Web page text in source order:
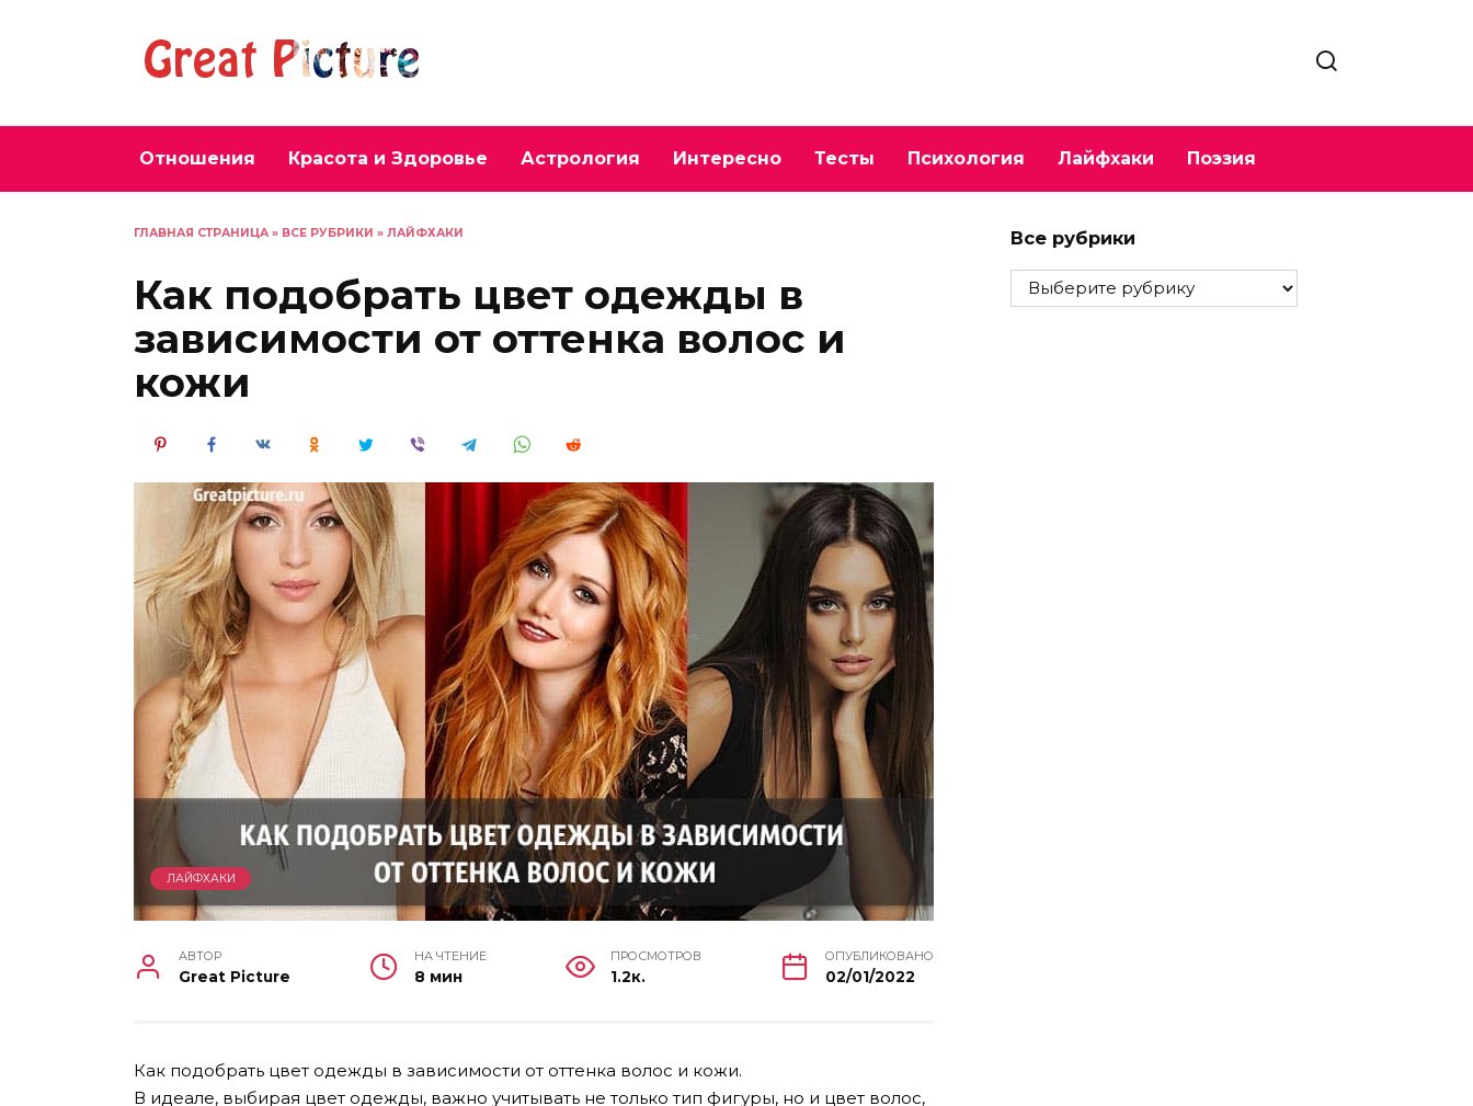
Отношения Красота и Здоровье Астрология Интересно Тесты Психология Лайфхаки Поэзия
ГЛАВНАЯ СТРАНИЦА » ВСЕ РУБРИКИ » ЛАЙФХАКИ
Как подобрать цвет одежды в
зависимости от оттенка волос и
кожи
ЛАЙФХАКИ
АВТОР
Great Picture
НА ЧТЕНИЕ
8 мин
ПРОСМОТРОВ
1.2к.
ОПУБЛИКОВАНО
02/01/2022
Как подобрать цвет одежды в зависимости от оттенка волос и кожи.
В идеале, выбирая цвет одежды, важно учитывать не только тип фигуры, но и цвет волос,
Все рубрики
Все
рубрики